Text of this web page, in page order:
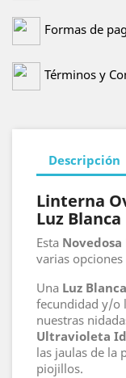
Formas de
Términos y
Descripción
Linterna
Luz
Esta
varias
Una Luz Blanca
fecundidad y/o
nuestras
Ultravioleta
las jaulas de la
piojillos.